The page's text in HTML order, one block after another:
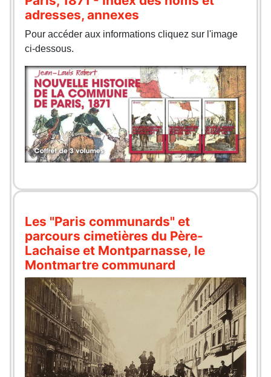
adresses, annexes
Pour accéder aux informations cliquez sur l'image
ci-dessous.
Les "Paris communards" et
parcours cimetières du Père-
Lachaise et Montparnasse, le
Montmartre communard